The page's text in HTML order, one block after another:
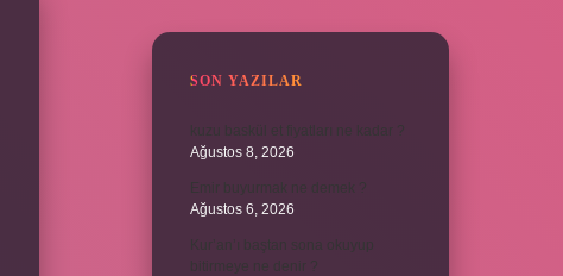
SON YAZILAR
kuzu baskül et fiyatları ne kadar ?
Ağustos 8, 2026
Emir buyurmak ne demek ?
Ağustos 6, 2026
Kur’an’ı baştan sona okuyup
bitirmeye ne denir ?